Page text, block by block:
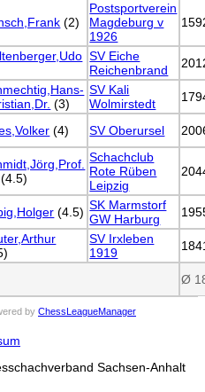
(2)
Postsportverein
Magdeburg v
1926
SV Eiche
Reichenbrand
(3)
SV Kali
Wolmirstedt
(4) SV Oberursel
(4.5)
Schachclub
Rote Rüben
Leipzig
(4.5) SK Marmstorf
GW Harburg
SV Irxleben
1919
Ø
by ChessLeagueManager
Sachsen-Anhalt